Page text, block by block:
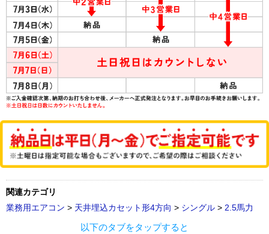
関連カテゴリ
業務用エアコン > 天井埋込カセット形4方向 > シングル > 2.5馬力
以下のタブをタップすると